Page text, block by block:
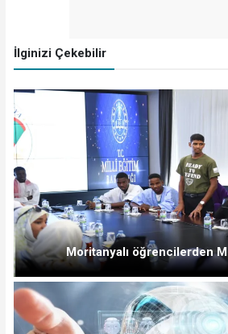
İlginizi Çekebilir
Moritanyalı öğrencilerden